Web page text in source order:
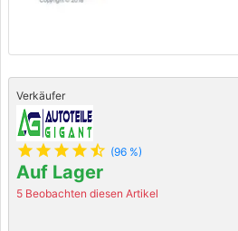
Verkäufer
star star star star star_half (96 %)
Auf Lager
5 Beobachten diesen Artikel